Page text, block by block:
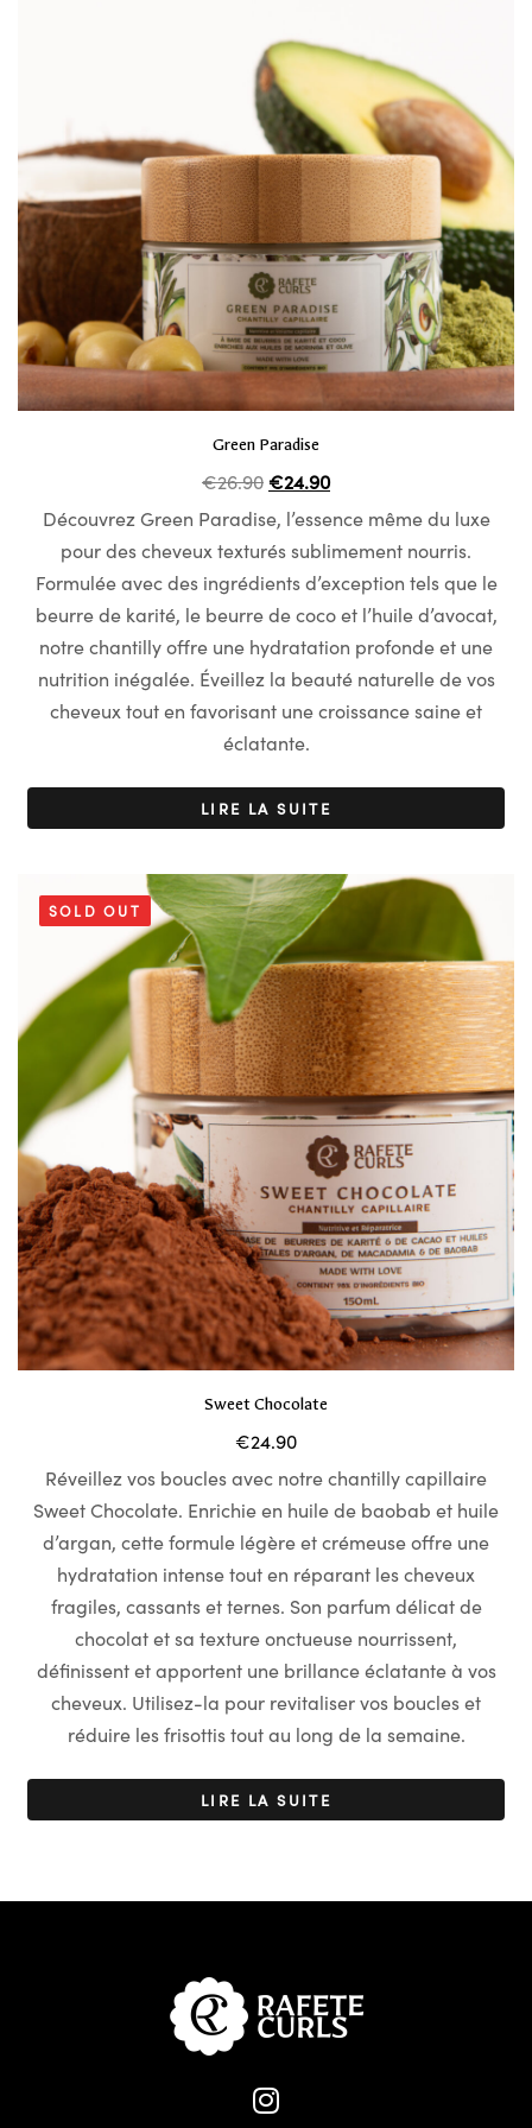
Green Paradise
€26.90
prix
initial
était :
€26.90.
€24.90
prix
actuel
est :
€24.90.
Découvrez Green Paradise, l’essence même du luxe
pour des cheveux texturés sublimement nourris.
Formulée avec des ingrédients d’exception tels que le
beurre de karité, le beurre de coco et l’huile d’avocat,
notre chantilly offre une hydratation profonde et une
nutrition inégalée. Éveillez la beauté naturelle de vos
cheveux tout en favorisant une croissance saine et
éclatante.
LIRE LA SUITE
SOLD OUT
Sweet Chocolate
€24.90
Réveillez vos boucles avec notre chantilly capillaire
Sweet Chocolate. Enrichie en huile de baobab et huile
d’argan, cette formule légère et crémeuse offre une
hydratation intense tout en réparant les cheveux
fragiles, cassants et ternes. Son parfum délicat de
chocolat et sa texture onctueuse nourrissent,
définissent et apportent une brillance éclatante à vos
cheveux. Utilisez-la pour revitaliser vos boucles et
réduire les frisottis tout au long de la semaine.
LIRE LA SUITE
and Volume